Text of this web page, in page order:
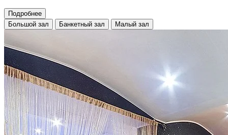
Подробнее
Большой зал
Банкетный зал Малый зал